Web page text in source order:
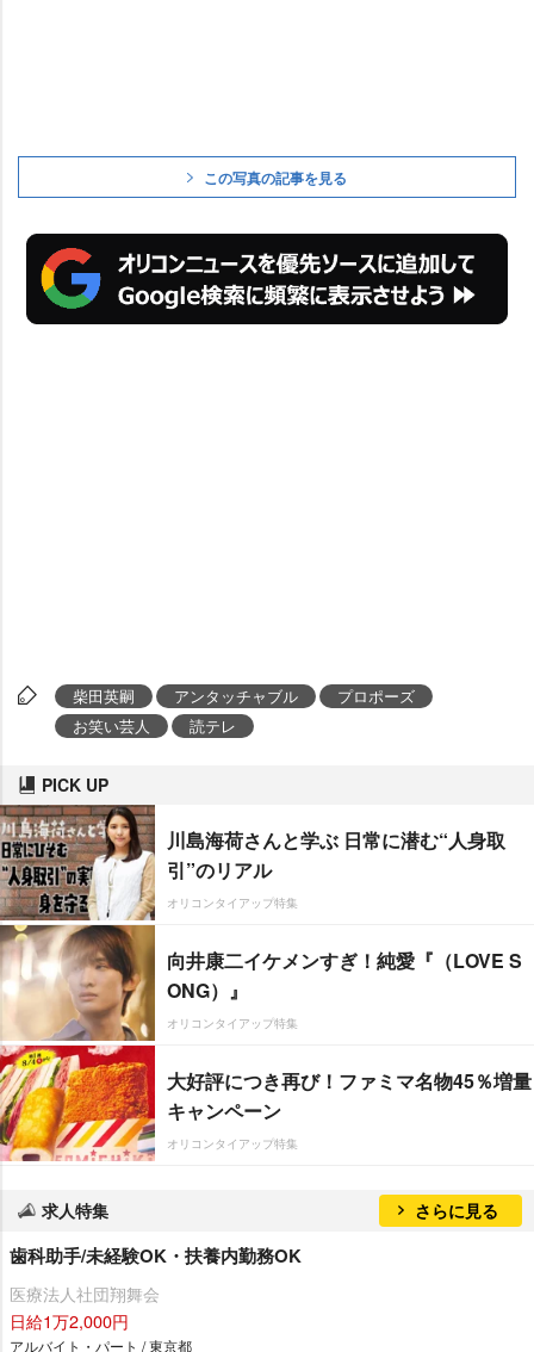
この写真の記事を見る
柴田英嗣 アンタッチャブル
プロポーズ
お笑い芸人
読テレ
PICK UP
川島海荷さんと学ぶ 日常に潜む“人身取
引”のリアル
オリコンタイアップ特集
向井康二イケメンすぎ！純愛『（LOVE S
ONG）』
オリコンタイアップ特集
大好評につき再び！ファミマ名物45％増量
キャンペーン
オリコンタイアップ特集
求人特集 さらに見る
歯科助手/未経験OK・扶養内勤務OK
医療法人社団翔舞会
日給1万2,000円
アルバイト・パート / 東京都